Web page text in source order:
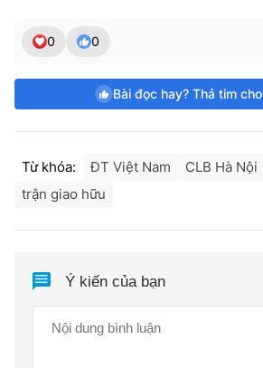
0 0
Bài đọc hay? Thả tim
Từ khóa: ĐT Việt Nam CLB Hà Nội
trận giao hữu
Ý kiến của bạn